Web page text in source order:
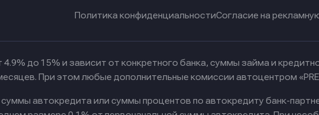
Политика конфиденциальностиСогласие на
4.9% до 15% и зависит от конкретного банка, суммы займа и
При этом любые дополнительные комиссии автоцентром
автокредита или суммы процентов по автокредиту банк-